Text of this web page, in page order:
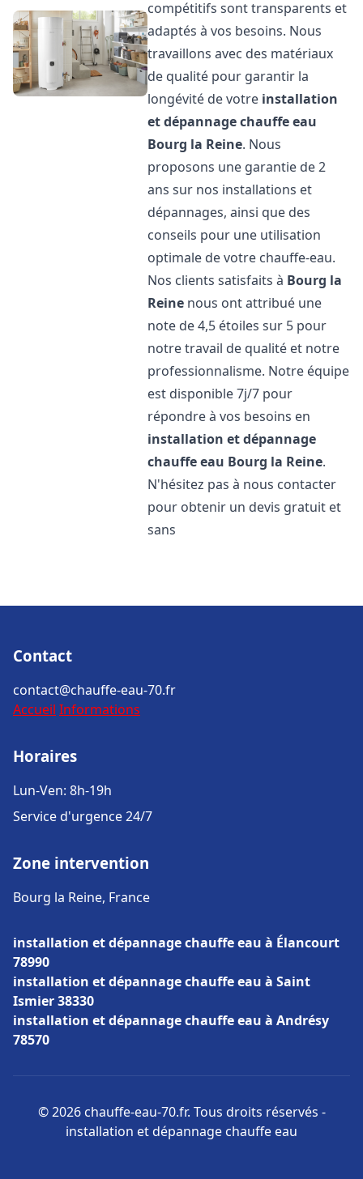
compétitifs sont transparents et
adaptés à vos besoins. Nous
travaillons avec des matériaux
de qualité pour garantir la
longévité de votre installation
et dépannage chauffe eau
Bourg la Reine. Nous
proposons une garantie de 2
ans sur nos installations et
dépannages, ainsi que des
conseils pour une utilisation
optimale de votre chauffe-eau.
Nos clients satisfaits à Bourg la
Reine nous ont attribué une
note de 4,5 étoiles sur 5 pour
notre travail de qualité et notre
professionnalisme. Notre équipe
est disponible 7j/7 pour
répondre à vos besoins en
installation et dépannage
chauffe eau Bourg la Reine.
N'hésitez pas à nous contacter
pour obtenir un devis gratuit et
sans
Contact
contact@chauffe-eau-70.fr
Accueil Informations
Horaires
Lun-Ven: 8h-19h
Service d'urgence 24/7
Zone intervention
Bourg la Reine, France
installation et dépannage chauffe eau à Élancourt
78990
installation et dépannage chauffe eau à Saint
Ismier 38330
installation et dépannage chauffe eau à Andrésy
78570
© 2026 chauffe-eau-70.fr. Tous droits réservés -
installation et dépannage chauffe eau